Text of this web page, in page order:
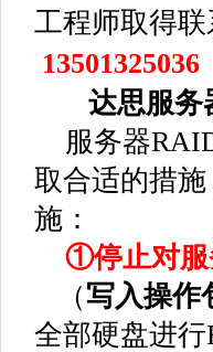
工程师取得
13501325036
达思服务
服务器
取合适的措
施：
①停止对服
（写入操作
全部硬盘进